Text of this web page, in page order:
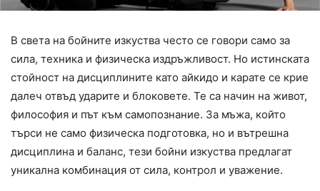
В света на бойните изкуства често се говори само за
сила, техника и физическа издръжливост. Но истинската
стойност на дисциплините като айкидо и карате се крие
далеч отвъд ударите и блоковете. Те са начин на живот,
философия и път към самопознание. За мъжа, който
търси не само физическа подготовка, но и вътрешна
дисциплина и баланс, тези бойни изкуства предлагат
уникална комбинация от сила, контрол и уважение.